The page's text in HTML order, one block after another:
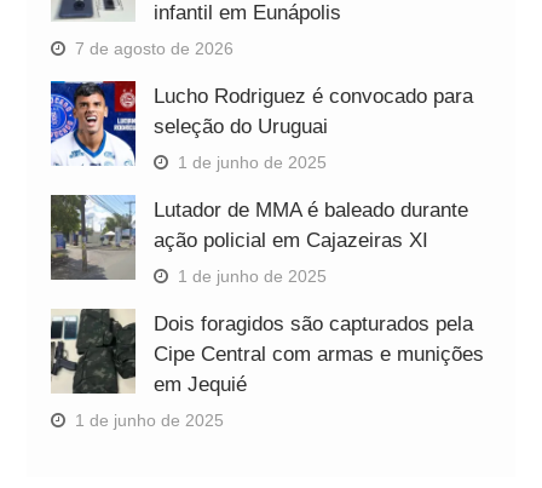
infantil em Eunápolis
7 de agosto de 2026
Lucho Rodriguez é convocado para
seleção do Uruguai
1 de junho de 2025
Lutador de MMA é baleado durante
ação policial em Cajazeiras XI
1 de junho de 2025
Dois foragidos são capturados pela
Cipe Central com armas e munições
em Jequié
1 de junho de 2025